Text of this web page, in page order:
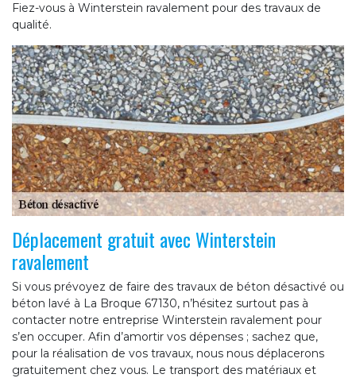
Fiez-vous à Winterstein ravalement pour des travaux de
qualité.
Déplacement gratuit avec Winterstein
ravalement
Si vous prévoyez de faire des travaux de béton désactivé ou
béton lavé à La Broque 67130, n’hésitez surtout pas à
contacter notre entreprise Winterstein ravalement pour
s’en occuper. Afin d’amortir vos dépenses ; sachez que,
pour la réalisation de vos travaux, nous nous déplacerons
gratuitement chez vous. Le transport des matériaux et